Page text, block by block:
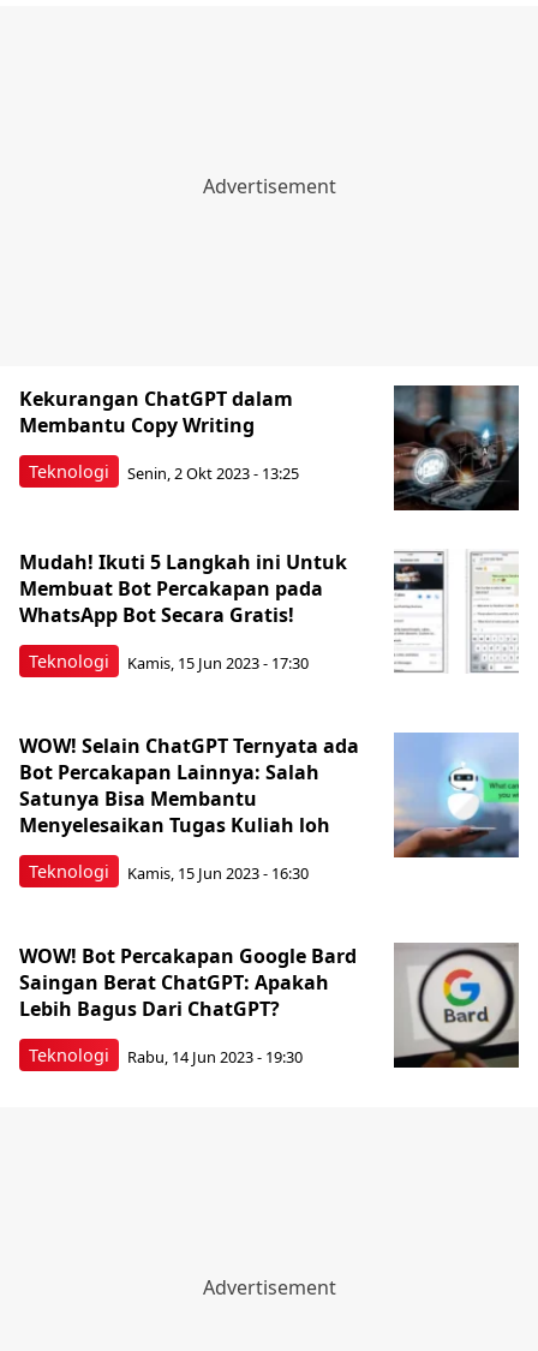
Teknologi
Kekurangan ChatGPT dalam
Membantu Copy Writing
Senin, 2 Okt 2023 - 13:25
Teknologi
Mudah! Ikuti 5 Langkah ini Untuk
Membuat Bot Percakapan pada
WhatsApp Bot Secara Gratis!
Kamis, 15 Jun 2023 - 17:30
Teknologi
WOW! Selain ChatGPT Ternyata ada
Bot Percakapan Lainnya: Salah
Satunya Bisa Membantu
Menyelesaikan Tugas Kuliah loh
Kamis, 15 Jun 2023 - 16:30
Teknologi
WOW! Bot Percakapan Google Bard
Saingan Berat ChatGPT: Apakah
Lebih Bagus Dari ChatGPT?
Rabu, 14 Jun 2023 - 19:30